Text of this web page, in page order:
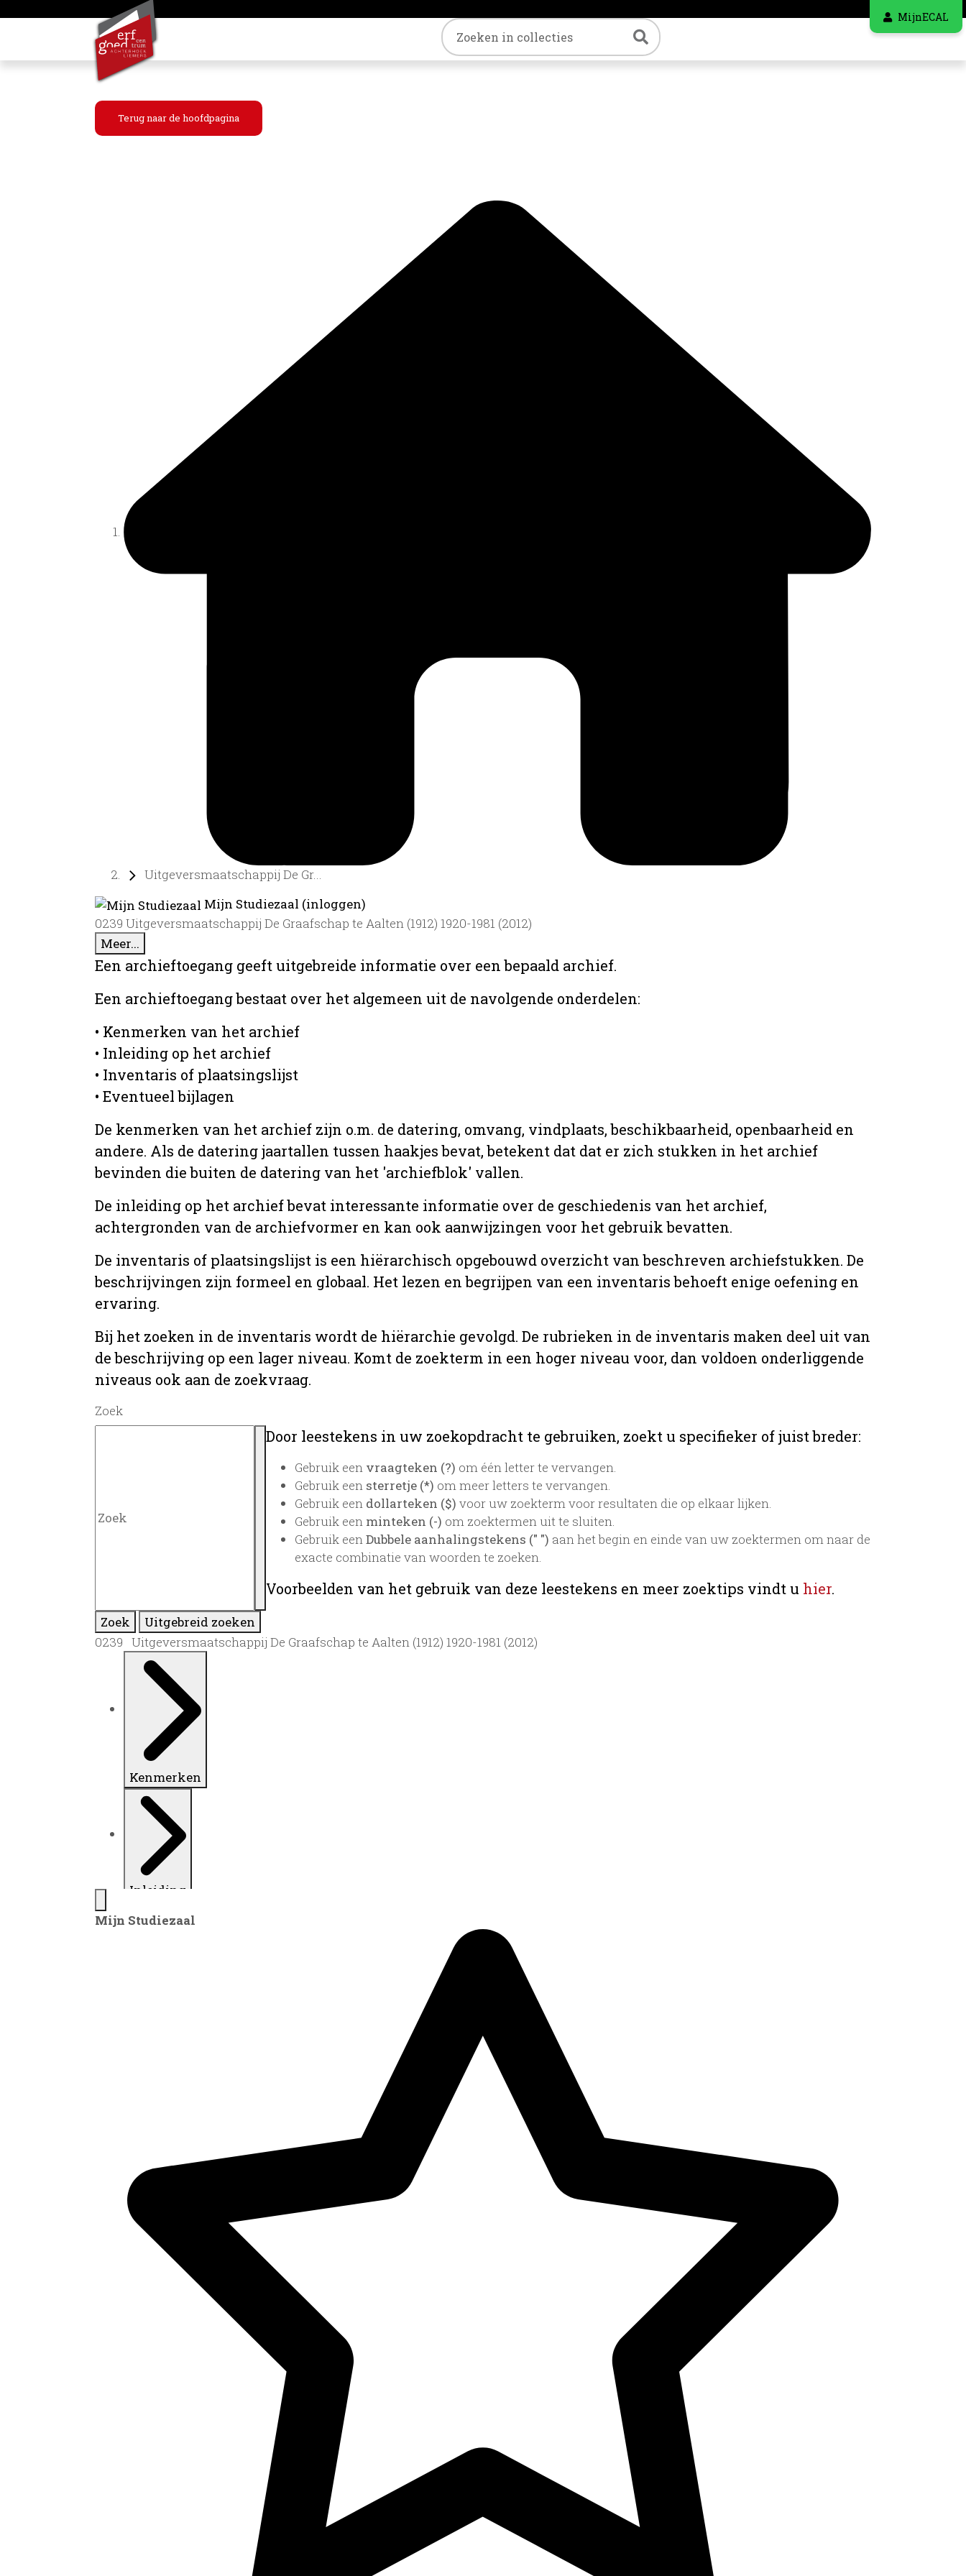
MijnECAL
Trefwoord Zoeken
Terug naar de hoofdpagina
Uitgeversmaatschappij De Gr...
Mijn Studiezaal (inloggen)
0239 Uitgeversmaatschappij De Graafschap te Aalten (1912) 1920-1981 (2012)
Meer...
Een archieftoegang geeft uitgebreide informatie over een bepaald archief.
Een archieftoegang bestaat over het algemeen uit de navolgende onderdelen:
• Kenmerken van het archief
• Inleiding op het archief
• Inventaris of plaatsingslijst
• Eventueel bijlagen
De kenmerken van het archief zijn o.m. de datering, omvang, vindplaats, beschikbaarheid, openbaarheid en
andere. Als de datering jaartallen tussen haakjes bevat, betekent dat dat er zich stukken in het archief
bevinden die buiten de datering van het 'archiefblok' vallen.
De inleiding op het archief bevat interessante informatie over de geschiedenis van het archief,
achtergronden van de archiefvormer en kan ook aanwijzingen voor het gebruik bevatten.
De inventaris of plaatsingslijst is een hiërarchisch opgebouwd overzicht van beschreven archiefstukken. De
beschrijvingen zijn formeel en globaal. Het lezen en begrijpen van een inventaris behoeft enige oefening en
ervaring.
Bij het zoeken in de inventaris wordt de hiërarchie gevolgd. De rubrieken in de inventaris maken deel uit van
de beschrijving op een lager niveau. Komt de zoekterm in een hoger niveau voor, dan voldoen onderliggende
niveaus ook aan de zoekvraag.
Zoek
Door leestekens in uw zoekopdracht te gebruiken, zoekt u specifieker of juist breder:
Gebruik een vraagteken (?) om één letter te vervangen.
Gebruik een sterretje (*) om meer letters te vervangen.
Gebruik een dollarteken ($) voor uw zoekterm voor resultaten die op elkaar lijken.
Gebruik een minteken (-) om zoektermen uit te sluiten.
Gebruik eenDubbele aanhalingstekens (" ") aan het begin en einde van uw zoektermen om naar de
exacte combinatie van woorden te zoeken.
Voorbeelden van het gebruik van deze leestekens en meer zoektips vindt u hier.
Zoek
Uitgebreid zoeken
0239 Uitgeversmaatschappij De Graafschap te Aalten (1912) 1920-1981 (2012)
Kenmerken
Inleiding
Mijn Studiezaal